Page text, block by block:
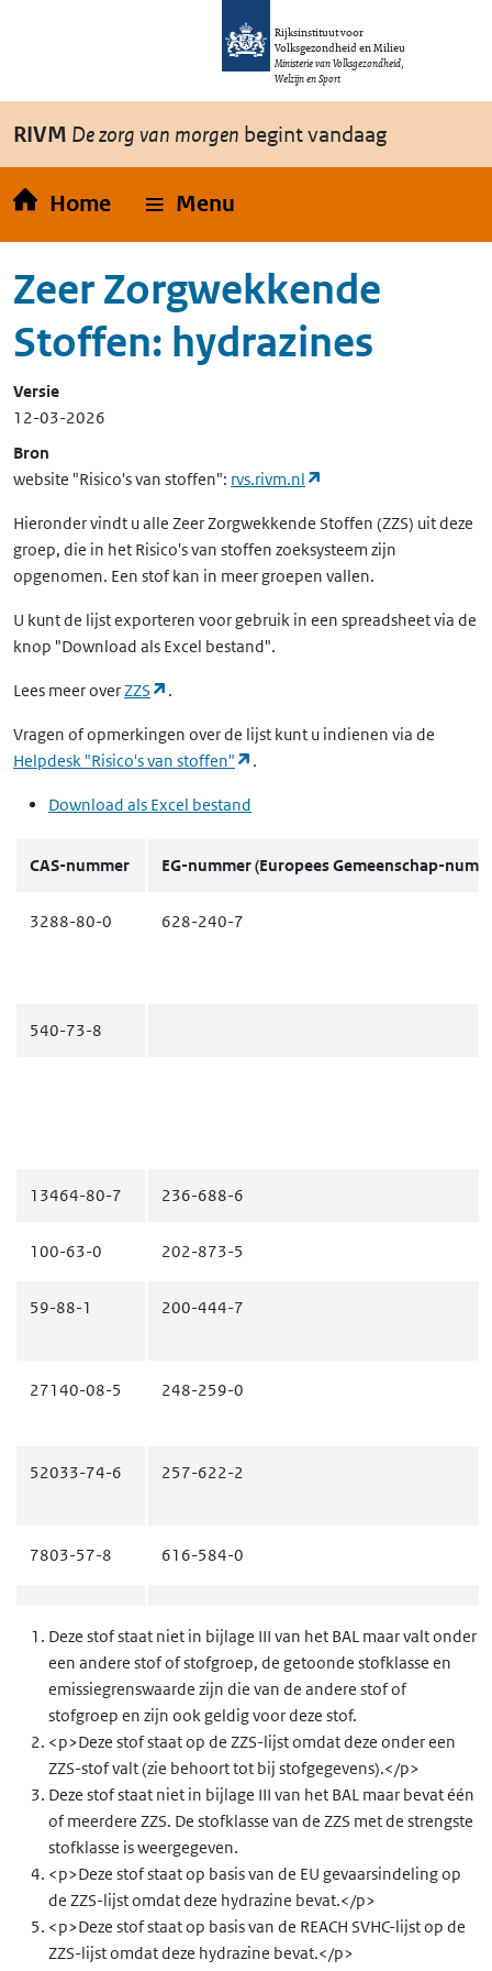
Overslaan en naar de inhoud gaan
Rijksinstituut voor
Volksgezondheid en Milieu
Ministerie van Volksgezondheid,
Welzijn en Sport
RIVM De zorg van morgen begint vandaag
Home Menu
Zeer Zorgwekkende
Stoffen: hydrazines
Versie
12-03-2026
Bron
website "Risico's van stoffen": rvs.rivm.nl
Hieronder vindt u alle Zeer Zorgwekkende Stoffen (ZZS) uit deze
groep, die in het Risico's van stoffen zoeksysteem zijn
opgenomen. Een stof kan in meer groepen vallen.
U kunt de lijst exporteren voor gebruik in een spreadsheet via de
knop "Download als Excel bestand".
Lees meer overZZS (opent in een nieuw tabblad)
.
Vragen of opmerkingen over de lijst kunt u indienen via de
Helpdesk "Risico's van stoffen"
(opent in een nieuw tabblad)
.
Download als Excel bestand
CAS-nummer EG-nummer(Europees Gemeenschap-
3288-80-0 628-240-7
540-73-8
13464-80-7 236-688-6
100-63-0 202-873-5
59-88-1 200-444-7
27140-08-5 248-259-0
52033-74-6 257-622-2
7803-57-8 616-584-0
13255-48-6 629-465-3
13537-45-6
23268-00-0 245-543-6
226-283-2
13464-98-7
Deze stof staat niet in bijlage III van het BAL maar valt onder
een andere stof of stofgroep, de getoonde stofklasse en
emissiegrenswaarde zijn die van de andere stof of
stofgroep en zijn ook geldig voor deze stof.
<p>Deze stof staat op de ZZS-lijst omdat deze onder een
ZZS-stof valt (zie behoort tot bij stofgegevens).</p>
Deze stof staat niet in bijlage III van het BAL maar bevat één
of meerdere ZZS. De stofklasse van de ZZS met de strengste
stofklasse is weergegeven.
<p>Deze stof staat op basis van de EU gevaarsindeling op
de ZZS-lijst omdat deze hydrazine bevat.</p>
<p>Deze stof staat op basis van de REACH SVHC-lijst op de
ZZS-lijst omdat deze hydrazine bevat.</p>